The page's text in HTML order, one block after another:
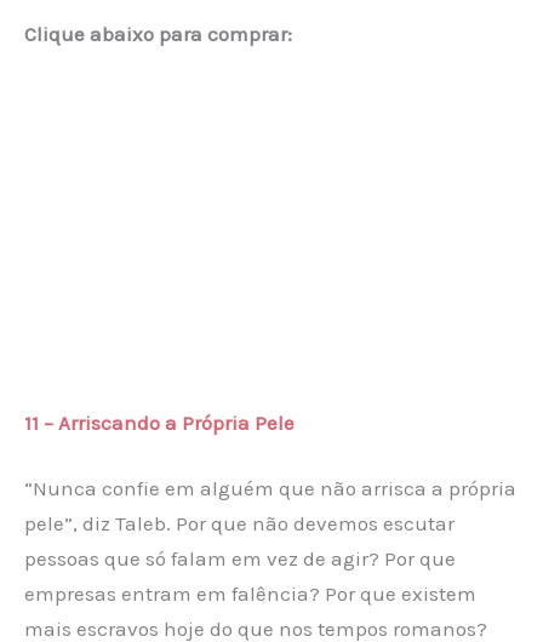
Clique abaixo para comprar:
11 – Arriscando a Própria Pele
“Nunca confie em alguém que não arrisca a própria
pele”, diz Taleb. Por que não devemos escutar
pessoas que só falam em vez de agir? Por que
empresas entram em falência? Por que existem
mais escravos hoje do que nos tempos romanos?